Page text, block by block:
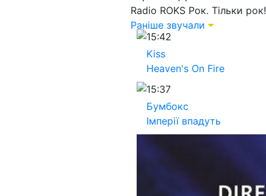
Radio ROKS Рок. Тільки рок!
Раніше звучали
15:42
Kiss
Heaven's On Fire
15:37
Бумбокс
Імперії впадуть